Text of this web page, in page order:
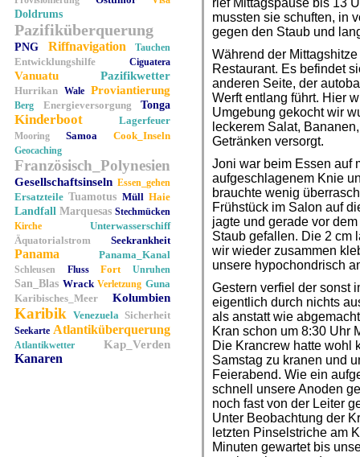
Doldrums
Pazifiküberquerung
PNG Riffnavigation Tauchen
Entwicklungshilfe Ciguatera
Vanuatu Pazifikwetter
Hurrikan Wale Proviantierung
Berg Energieversorgung Tonga
Kinderboot Lagerfeuer
Mooring Samoa Cook_Inseln
Geocaching
Französisch_Polynesien
Gesellschaftsinseln Essen_gehen
Ersatzteile Tuamotus Müll Haie
Landfall Marquesas Stechmücken
Kirche
Unterwasserschiff
Äquatorialstrom
Seekrankheit
Panama Panama_Kanal
Schleusen Fluss Fort Unruhen
San_Blas Wrack Verletzung Guna
Karibisches_Meer
Kolumbien
Karibik Venezuela Sicherheit
Seekarte Atlantiküberquerung
Atlantikwetter Kap_Verden
Kanaren
rief Mittagspause bis 13
mussten sie schuften, in
gegen den Staub und
Während der
Restaurant. Es befindet
anderen Seite, der
Werft entlang führt. Hier
Umgebung gekocht wir
leckerem Salat,
Getränken versorgt.
Joni war beim Essen auf
aufgeschlagenem Knie
brauchte wenig
Frühstück im Salon auf
jagte und gerade vor
Staub gefallen. Die 2 cm
wir wieder zusammen
unsere hypochondrisch
Gestern verfiel der sonst
eigentlich durch nichts
als anstatt wie
Kran schon um 8:30 Uhr
Die Krancrew hatte wohl
Samstag zu kranen und
Feierabend. Wie ein
schnell unsere Anoden
noch fast von der Leiter
Unter Beobachtung der
letzten Pinselstriche am
Minuten gewartet bis